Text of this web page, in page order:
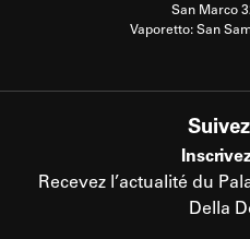
San Marco
Vaporetto: San
Recevez l’actualité du
Della